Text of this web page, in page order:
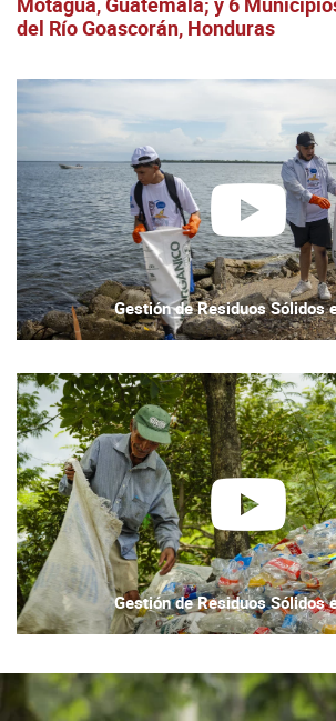
del Río Goascorán, Honduras
reproducir
Gestión de Residuos Sólidos
reproducir
Gestión de Residuos Sólidos